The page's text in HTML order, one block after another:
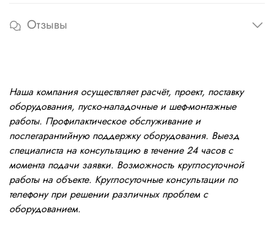
Отзывы
Наша компания осуществляет расчёт, проект, поставку
оборудования, пуско-наладочные и шеф-монтажные
работы. Профилактическое обслуживание и
послегарантийную поддержку оборудования. Выезд
специалиста на консультацию в течение 24 часов с
момента подачи заявки. Возможность круглосуточной
работы на объекте. Круглосуточные консультации по
телефону при решении различных проблем с
оборудованием.